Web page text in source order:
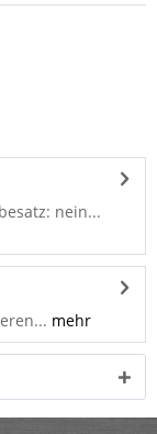
nein...
mehr